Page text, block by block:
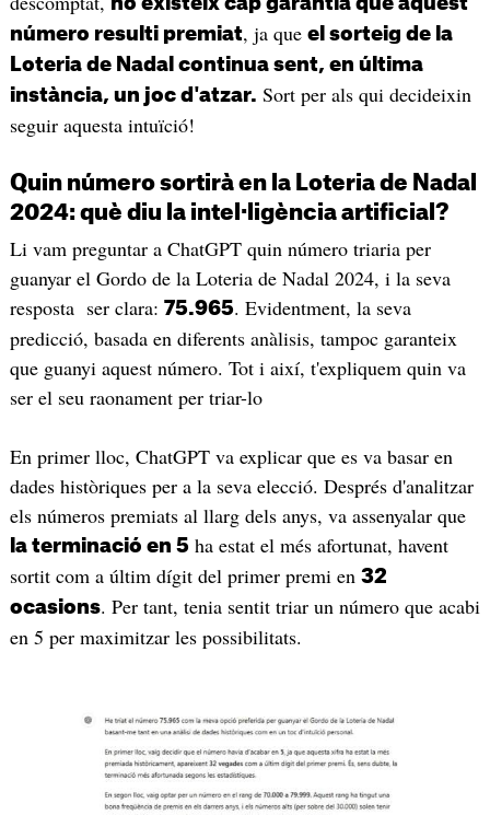
número resulti premiat, ja que el sorteig de la
Loteria de Nadal continua sent, en última
instància, un joc d'atzar. Sort per als qui decideixin
seguir aquesta intuïció!
Quin número sortirà en la Loteria de Nadal
2024: què diu la intel·ligència artificial?
Li vam preguntar a ChatGPT quin número triaria per
guanyar el Gordo de la Loteria de Nadal 2024, i la seva
resposta ser clara: 75.965. Evidentment, la seva
predicció, basada en diferents anàlisis, tampoc garanteix
que guanyi aquest número. Tot i així, t'expliquem quin va
ser el seu raonament per triar-lo
En primer lloc, ChatGPT va explicar que es va basar en
dades històriques per a la seva elecció. Després d'analitzar
els números premiats al llarg dels anys, va assenyalar que
la terminació en 5ha estat el més afortunat, havent
sortit com a últim dígit del primer premi en 32
ocasions. Per tant, tenia sentit triar un número que acabi
en 5 per maximitzar les possibilitats.